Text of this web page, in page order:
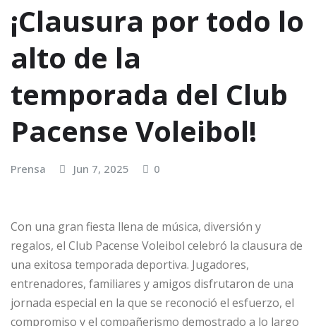
¡Clausura por todo lo
alto de la
temporada del Club
Pacense Voleibol!
Prensa Jun 7, 2025 0
Con una gran fiesta llena de música, diversión y
regalos, el Club Pacense Voleibol celebró la clausura de
una exitosa temporada deportiva. Jugadores,
entrenadores, familiares y amigos disfrutaron de una
jornada especial en la que se reconoció el esfuerzo, el
compromiso y el compañerismo demostrado a lo largo